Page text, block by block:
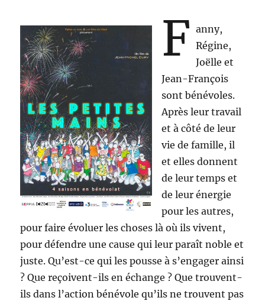
F anny,
Régine,
Joëlle et
Jean-François
sont bénévoles.
Après leur travail
et à côté de leur
vie de famille, il
et elles donnent
de leur temps et
de leur énergie
pour les autres,
pour faire évoluer les choses là où ils vivent,
pour défendre une cause qui leur paraît noble et
juste. Qu’est-ce qui les pousse à s’engager ainsi
? Que reçoivent-ils en échange ? Que trouvent-
ils dans l’action bénévole qu’ils ne trouvent pas